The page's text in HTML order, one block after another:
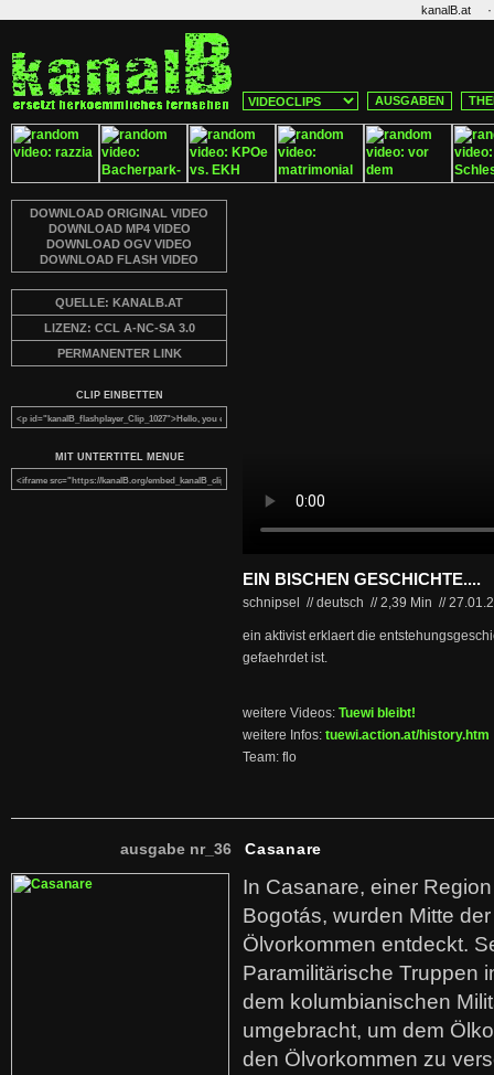
kanalB.at ·
AUSGABEN
DOWNLOAD ORIGINAL VIDEO
DOWNLOAD MP4 VIDEO
DOWNLOAD OGV VIDEO
DOWNLOAD FLASH VIDEO
QUELLE: KANALB.AT
LIZENZ: CCL A-NC-SA 3.0
PERMANENTER LINK
CLIP EINBETTEN
MIT UNTERTITEL MENUE
EIN BISCHEN GESCHICHTE....
schnipsel // deutsch //2,39 Min //
ein aktivist erklaert die
gefaehrdet ist.
weitere Videos: Tuewi bleibt!
weitere Infos: tuewi.action.at/history.htm
Team: flo
ausgabe nr_36 Casanare
In Casanare, einer
Bogotás, wurden Mitte
Ölvorkommen entdeckt.
Paramilitärische Truppen
dem kolumbianischen
umgebracht, um dem
den Ölvorkommen zu